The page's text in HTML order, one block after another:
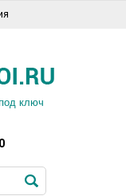
ключ